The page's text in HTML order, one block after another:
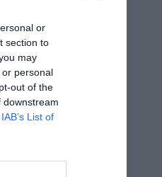
or
section to
may
personal
out of the
downstream
IAB’s List of